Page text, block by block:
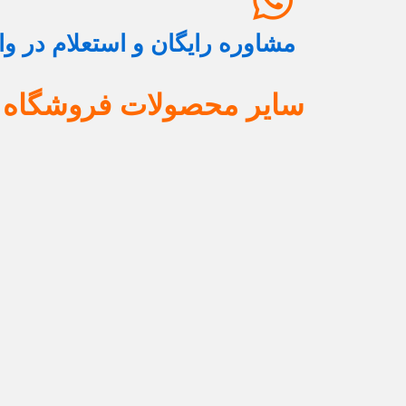
مشاوره رایگان و استعلام در
سایر محصولات فروشگاه